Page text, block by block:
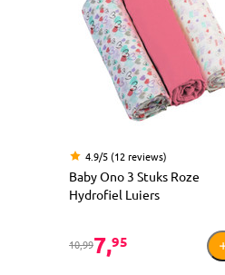
4.9/5 (12 reviews)
Baby Ono 3 Stuks Roze
Hydrofiel Luiers
10,997,95